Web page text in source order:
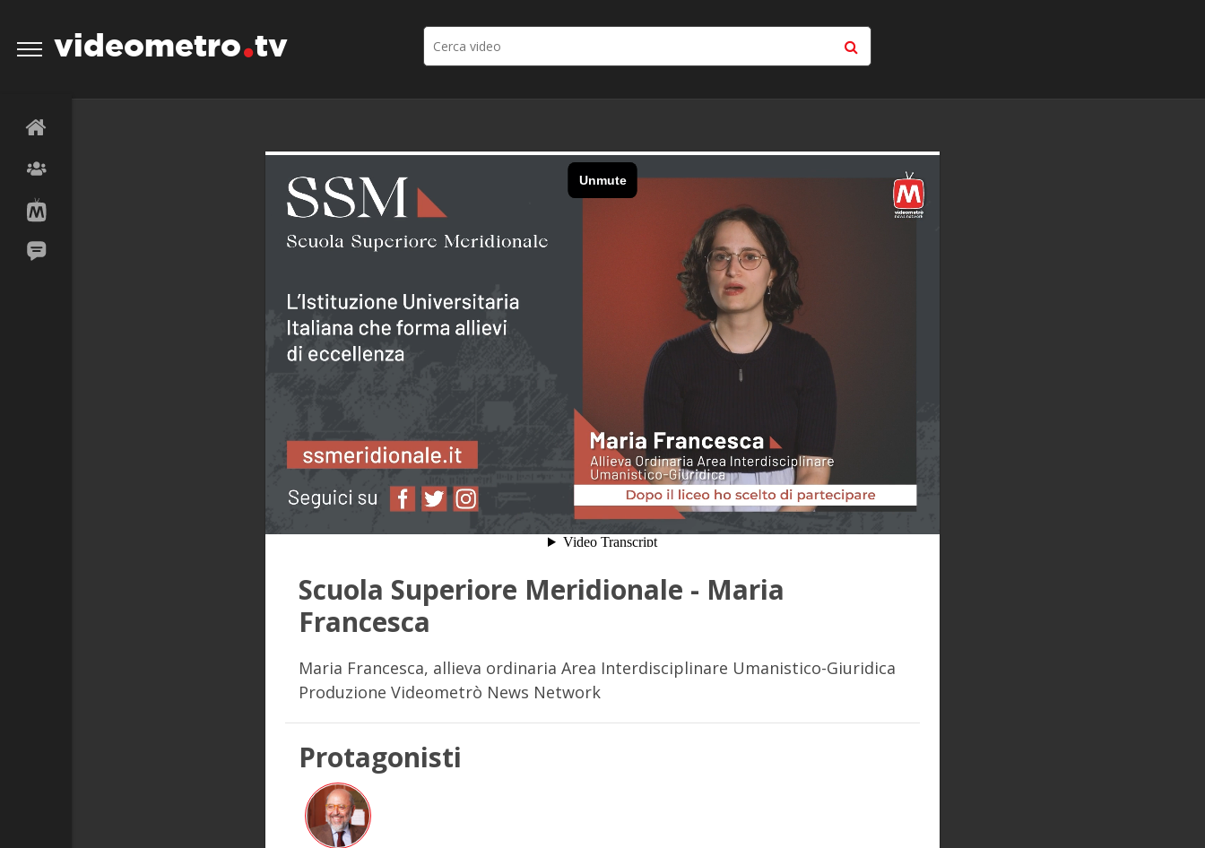
videometro tv
Scuola Superiore Meridionale - Maria
Francesca
Maria Francesca, allieva ordinaria Area Interdisciplinare Umanistico-Giuridica
Produzione Videometrò News Network
Protagonisti